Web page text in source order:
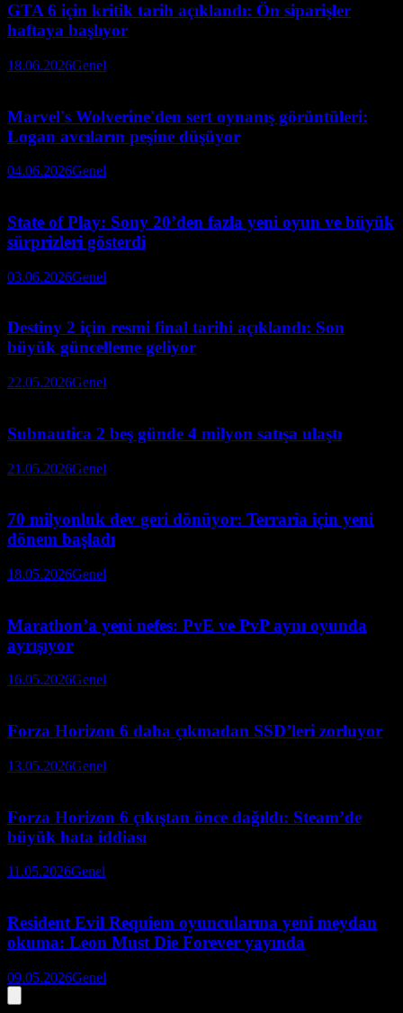
GTA 6 için kritik tarih açıklandı: Ön siparişler
haftaya başlıyor
18.06.2026Genel
Marvel's Wolverine'den sert oynanış görüntüleri:
Logan avcıların peşine düşüyor
04.06.2026Genel
State of Play: Sony 20’den fazla yeni oyun ve büyük
sürprizleri gösterdi
03.06.2026Genel
Destiny 2 için resmi final tarihi açıklandı: Son
büyük güncelleme geliyor
22.05.2026Genel
Subnautica 2 beş günde 4 milyon satışa ulaştı
21.05.2026Genel
70 milyonluk dev geri dönüyor: Terraria için yeni
dönem başladı
18.05.2026Genel
Marathon’a yeni nefes: PvE ve PvP aynı oyunda
ayrışıyor
16.05.2026Genel
Forza Horizon 6 daha çıkmadan SSD’leri zorluyor
13.05.2026Genel
Forza Horizon 6 çıkıştan önce dağıldı: Steam’de
büyük hata iddiası
11.05.2026Genel
Resident Evil Requiem oyuncularına yeni meydan
okuma: Leon Must Die Forever yayında
09.05.2026Genel